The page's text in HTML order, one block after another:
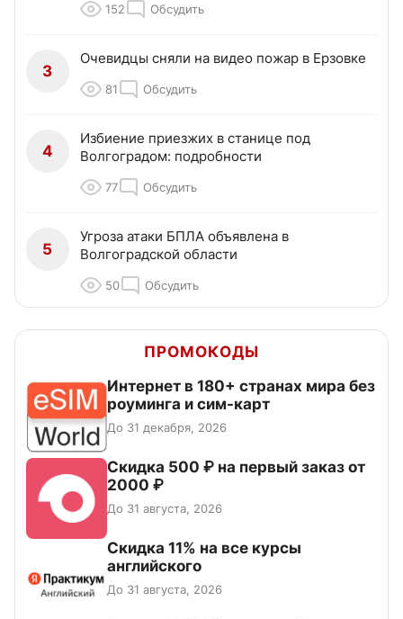
152 Обсудить
3
Очевидцы сняли на видео пожар в Ерзовке
81 Обсудить
4
Избиение приезжих в станице под
Волгоградом: подробности
77 Обсудить
5
Угроза атаки БПЛА объявлена в
Волгоградской области
50 Обсудить
ПРОМОКОДЫ
Интернет в 180+ странах мира без
роуминга и сим-карт
До 31 декабря, 2026
Скидка 500 ₽ на первый заказ от
2000 ₽
До 31 августа, 2026
Скидка 11% на все курсы
английского
До 31 августа, 2026